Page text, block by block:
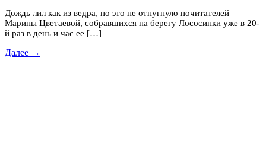
Дождь лил как из ведра, но это не отпугнуло почитателей
Марины Цветаевой, собравшихся на берегу Лососинки уже в 20-
й раз в день и час ее […]
Далее →